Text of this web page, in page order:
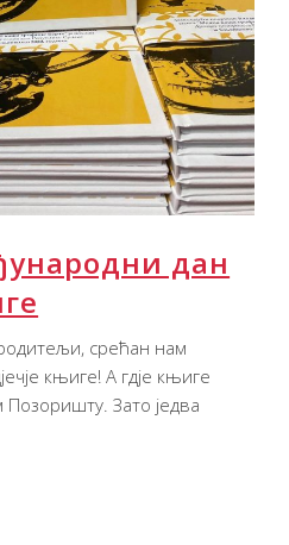
дан
срећан нам
књиге! А гдје књиге
Зато једва